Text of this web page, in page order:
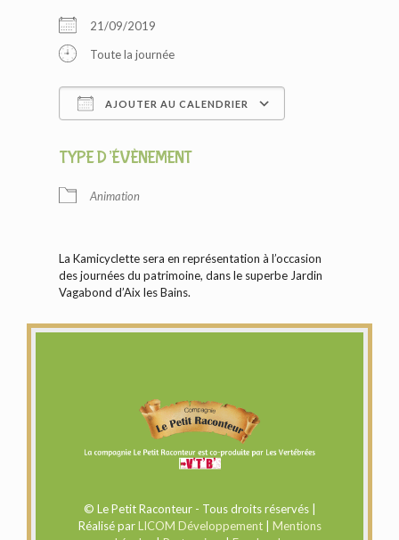
21/09/2019
Toute la journée
AJOUTER AU CALENDRIER
TYPE D’ÉVÈNEMENT
Animation
La Kamicyclette sera en représentation à l’occasion
des journées du patrimoine, dans le superbe Jardin
Vagabond d’Aix les Bains.
© Le Petit Raconteur - Tous droits réservés |
Réalisé parLICOM Développement| Mentions